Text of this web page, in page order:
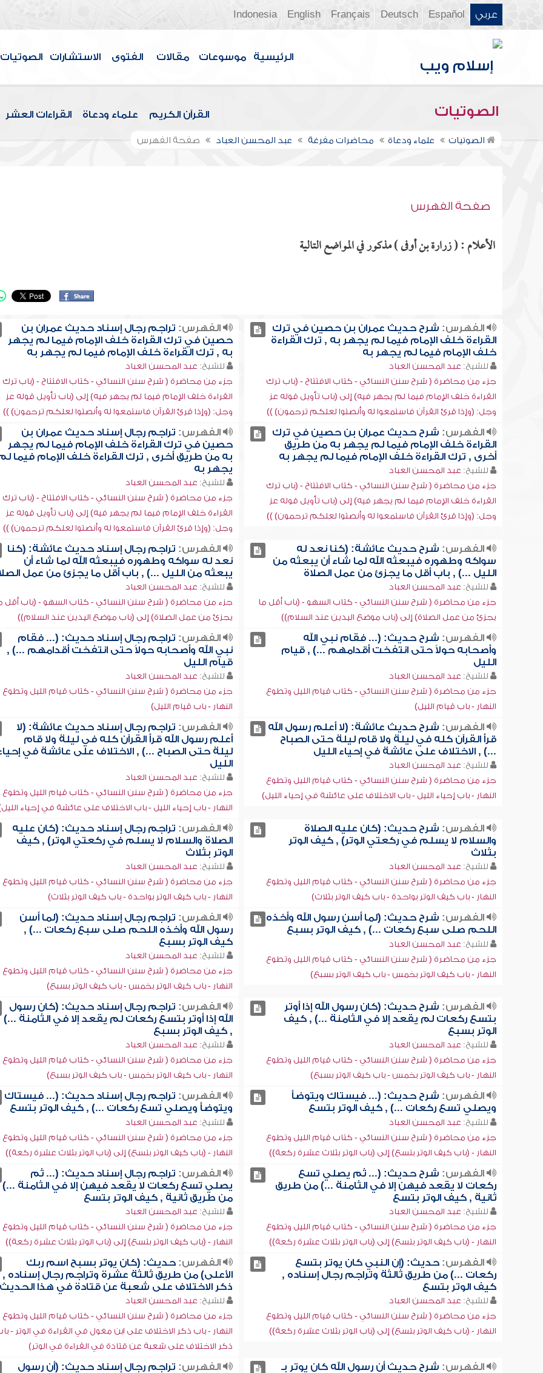
عربي Español
Deutsch
Français
English
Indonesia
الرئيسية موسوعات مقالات الفتوى الاستشارات الصوتيات
الصوتيات القرآن الكريم علماء ودعاة القراءات العشر
الصوتيات علماء ودعاة محاضرات مفرغة عبد المحسن العباد صفحة الفهرس
صفحة الفهرس
الأعلام : ( زرارة بن أوفى ) مذكور في المواضع التالية
الفهرس: شرح حديث عمران بن حصين في ترك
القراءة خلف الإمام فيما لم يجهر به , ترك القراءة
خلف الإمام فيما لم يجهر به
للشيخ: عبد المحسن العباد
جزء من محاضرة ( شرح سنن النسائي - كتاب الافتتاح - (باب ترك
القراءة خلف الإمام فيما لم يجهر فيه) إلى (باب تأويل قوله عز
وجل: (وإذا قرئ القرآن فاستمعوا له وأنصتوا لعلكم ترحمون) ))
الفهرس: تراجم رجال إسناد حديث عمران بن
حصين في ترك القراءة خلف الإمام فيما لم يجهر
به , ترك القراءة خلف الإمام فيما لم يجهر به
للشيخ: عبد المحسن العباد
جزء من محاضرة ( شرح سنن النسائي - كتاب الافتتاح - (باب ترك
القراءة خلف الإمام فيما لم يجهر فيه) إلى (باب تأويل قوله عز
وجل: (وإذا قرئ القرآن فاستمعوا له وأنصتوا لعلكم ترحمون) ))
الفهرس: شرح حديث عمران بن حصين في ترك
القراءة خلف الإمام فيما لم يجهر به من طريق
أخرى , ترك القراءة خلف الإمام فيما لم يجهر به
للشيخ: عبد المحسن العباد
جزء من محاضرة ( شرح سنن النسائي - كتاب الافتتاح - (باب ترك
القراءة خلف الإمام فيما لم يجهر فيه) إلى (باب تأويل قوله عز
وجل: (وإذا قرئ القرآن فاستمعوا له وأنصتوا لعلكم ترحمون) ))
الفهرس: تراجم رجال إسناد حديث عمران بن
حصين في ترك القراءة خلف الإمام فيما لم يجهر
به من طريق أخرى , ترك القراءة خلف الإمام فيما
يجهر به
للشيخ: عبد المحسن العباد
جزء من محاضرة ( شرح سنن النسائي - كتاب الافتتاح - (باب ترك
القراءة خلف الإمام فيما لم يجهر فيه) إلى (باب تأويل قوله عز
وجل: (وإذا قرئ القرآن فاستمعوا له وأنصتوا لعلكم ترحمون) ))
الفهرس: شرح حديث عائشة: (كنا نعد له
سواكه وطهوره فيبعثه الله لما شاء أن يبعثه من
الليل ...) , باب أقل ما يجزئ من عمل الصلاة
للشيخ: عبد المحسن العباد
جزء من محاضرة ( شرح سنن النسائي - كتاب السهو - (باب أقل ما
يجزئ من عمل الصلاة) إلى (باب موضع اليدين عند السلام))
الفهرس: تراجم رجال إسناد حديث عائشة: (كنا
نعد له سواكه وطهوره فيبعثه الله لما شاء أن
يبعثه من الليل ...) , باب أقل ما يجزئ من عمل
للشيخ: عبد المحسن العباد
جزء من محاضرة ( شرح سنن النسائي - كتاب السهو - (باب أقل
يجزئ من عمل الصلاة) إلى (باب موضع اليدين عند السلام))
الفهرس: شرح حديث: (... فقام نبي الله
وأصحابه حولاً حتى انتفخت أقدامهم ...) , قيام
الليل
للشيخ: عبد المحسن العباد
جزء من محاضرة ( شرح سنن النسائي - كتاب قيام الليل وتطوع
النهار - باب قيام الليل)
الفهرس: تراجم رجال إسناد حديث: (... فقام
نبي الله وأصحابه حولاً حتى انتفخت أقدامهم ...) ,
قيام الليل
للشيخ: عبد المحسن العباد
جزء من محاضرة ( شرح سنن النسائي - كتاب قيام الليل وتطوع
النهار - باب قيام الليل)
الفهرس: شرح حديث عائشة: (لا أعلم رسول الله
قرأ القرآن كله في ليلة ولا قام ليلة حتى الصباح
...) , الاختلاف على عائشة في إحياء الليل
للشيخ: عبد المحسن العباد
جزء من محاضرة ( شرح سنن النسائي - كتاب قيام الليل وتطوع
النهار - باب إحياء الليل - باب الاختلاف على عائشة في إحياء الليل)
الفهرس: تراجم رجال إسناد حديث عائشة: (لا
أعلم رسول الله قرأ القرآن كله في ليلة ولا قام
ليلة حتى الصباح ...) , الاختلاف على عائشة في
الليل
للشيخ: عبد المحسن العباد
جزء من محاضرة ( شرح سنن النسائي - كتاب قيام الليل وتطوع
النهار - باب إحياء الليل - باب الاختلاف على عائشة في إحياء
الفهرس: شرح حديث: (كان عليه الصلاة
والسلام لا يسلم في ركعتي الوتر) , كيف الوتر
بثلاث
للشيخ: عبد المحسن العباد
جزء من محاضرة ( شرح سنن النسائي - كتاب قيام الليل وتطوع
النهار - باب كيف الوتر بواحدة - باب كيف الوتر بثلاث)
الفهرس: تراجم رجال إسناد حديث: (كان عليه
الصلاة والسلام لا يسلم في ركعتي الوتر) , كيف
الوتر بثلاث
للشيخ: عبد المحسن العباد
جزء من محاضرة ( شرح سنن النسائي - كتاب قيام الليل وتطوع
النهار - باب كيف الوتر بواحدة - باب كيف الوتر بثلاث)
الفهرس: شرح حديث: (لما أسن رسول الله وأخذه
اللحم صلى سبع ركعات ...) , كيف الوتر بسبع
للشيخ: عبد المحسن العباد
جزء من محاضرة ( شرح سنن النسائي - كتاب قيام الليل وتطوع
النهار - باب كيف الوتر بخمس - باب كيف الوتر بسبع)
الفهرس: تراجم رجال إسناد حديث: (لما أسن
رسول الله وأخذه اللحم صلى سبع ركعات ...) ,
كيف الوتر بسبع
للشيخ: عبد المحسن العباد
جزء من محاضرة ( شرح سنن النسائي - كتاب قيام الليل وتطوع
النهار - باب كيف الوتر بخمس - باب كيف الوتر بسبع)
الفهرس: شرح حديث: (كان رسول الله إذا أوتر
بتسع ركعات لم يقعد إلا في الثامنة ...) , كيف
الوتر بسبع
للشيخ: عبد المحسن العباد
جزء من محاضرة ( شرح سنن النسائي - كتاب قيام الليل وتطوع
النهار - باب كيف الوتر بخمس - باب كيف الوتر بسبع)
الفهرس: تراجم رجال إسناد حديث: (كان رسول
الله إذا أوتر بتسع ركعات لم يقعد إلا في الثامنة ...)
, كيف الوتر بسبع
للشيخ: عبد المحسن العباد
جزء من محاضرة ( شرح سنن النسائي - كتاب قيام الليل وتطوع
النهار - باب كيف الوتر بخمس - باب كيف الوتر بسبع)
الفهرس: شرح حديث: (... فيستاك ويتوضأ
ويصلي تسع ركعات ...) , كيف الوتر بتسع
للشيخ: عبد المحسن العباد
جزء من محاضرة ( شرح سنن النسائي - كتاب قيام الليل وتطوع
النهار - (باب كيف الوتر بتسع) إلى (باب الوتر بثلاث عشرة ركعة))
الفهرس: تراجم رجال إسناد حديث: (... فيستاك
ويتوضأ ويصلي تسع ركعات ...) , كيف الوتر بتسع
للشيخ: عبد المحسن العباد
جزء من محاضرة ( شرح سنن النسائي - كتاب قيام الليل وتطوع
النهار - (باب كيف الوتر بتسع) إلى (باب الوتر بثلاث عشرة ركعة))
الفهرس: شرح حديث: (... ثم يصلي تسع
ركعات لا يقعد فيهن إلا في الثامنة ...) من طريق
ثانية , كيف الوتر بتسع
للشيخ: عبد المحسن العباد
جزء من محاضرة ( شرح سنن النسائي - كتاب قيام الليل وتطوع
النهار - (باب كيف الوتر بتسع) إلى (باب الوتر بثلاث عشرة ركعة))
الفهرس: تراجم رجال إسناد حديث: (... ثم
يصلي تسع ركعات لا يقعد فيهن إلا في الثامنة ...)
من طريق ثانية , كيف الوتر بتسع
للشيخ: عبد المحسن العباد
جزء من محاضرة ( شرح سنن النسائي - كتاب قيام الليل وتطوع
النهار - (باب كيف الوتر بتسع) إلى (باب الوتر بثلاث عشرة ركعة))
الفهرس:حديث: (إن النبي كان يوتر بتسع
ركعات ...) من طريق ثالثة وتراجم رجال إسناده ,
كيف الوتر بتسع
للشيخ: عبد المحسن العباد
جزء من محاضرة ( شرح سنن النسائي - كتاب قيام الليل وتطوع
النهار - (باب كيف الوتر بتسع) إلى (باب الوتر بثلاث عشرة ركعة))
الفهرس: حديث: (كان يوتر بسبح اسم ربك
الأعلى) من طريق ثالثة عشرة وتراجم رجال إسناده ,
ذكر الاختلاف على شعبة عن قتادة في هذا الحديث
للشيخ: عبد المحسن العباد
جزء من محاضرة ( شرح سنن النسائي - كتاب قيام الليل وتطوع
النهار - باب ذكر الاختلاف على ابن مغول في القراءة في الوتر -
ذكر الاختلاف على شعبة عن قتادة في القراءة في الوتر)
الفهرس: شرح حديث أن رسول الله كان يوتر بـ
الفهرس: تراجم رجال إسناد حديث: (أن رسول